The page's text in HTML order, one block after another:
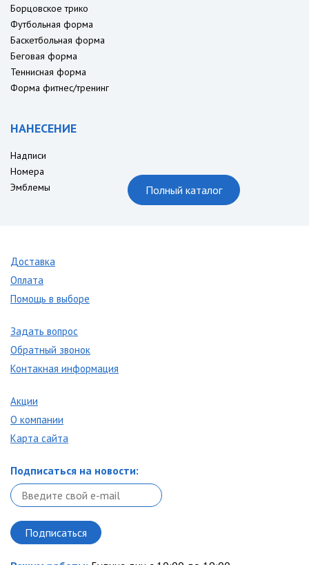
Борцовское трико
Футбольная форма
Баскетбольная форма
Беговая форма
Теннисная форма
Форма фитнес/тренинг
НАНЕСЕНИЕ
Надписи
Номера
Эмблемы
Полный каталог
Доставка
Оплата
Помощь в выборе
Задать вопрос
Обратный звонок
Контакная информация
Акции
О компании
Карта сайта
Подписаться на новости: